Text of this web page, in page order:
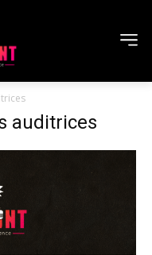
auditrices